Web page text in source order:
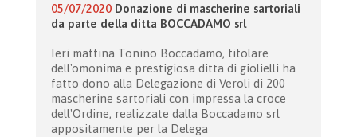
05/07/2020 Donazione di mascherine sartoriali
da parte della ditta BOCCADAMO srl
Ieri mattina Tonino Boccadamo, titolare
dell'omonima e prestigiosa ditta di giolielli ha
fatto dono alla Delegazione di Veroli di 200
mascherine sartoriali con impressa la croce
dell'Ordine, realizzate dalla Boccadamo srl
appositamente per la Delega